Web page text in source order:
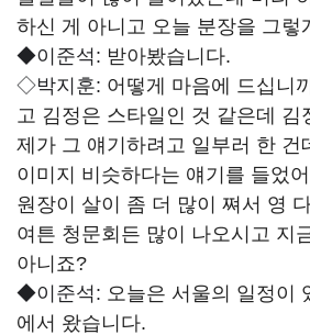
하신 게 아니고 오늘 분장을 그렇
◆이준석: 받아봤습니다.
◇박지훈: 어떻게 마음에 드십니
고 김정은 스타일인 것 같은데 김
제가 그 얘기하려고 일부러 한 건
이미지 비슷하다는 얘기를 들었
원장이 살이 좀 더 많이 쪄서 영
여튼 청문회든 많이 나오시고 지
아니죠?
◆이준석: 오늘은 서울의 일정이
에서 왔습니다.